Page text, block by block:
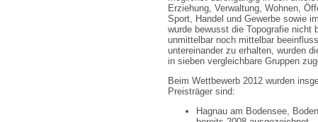
Erziehung, Verwaltung, Wohnen,
Sport, Handel und Gewerbe sowie
wurde bewusst die Topografie nicht
unmittelbar noch mittelbar
untereinander zu erhalten, wurden
in sieben vergleichbare Gruppen
Beim Wettbewerb 2012 wurden
Preisträger sind:
Hagnau am Bodensee,